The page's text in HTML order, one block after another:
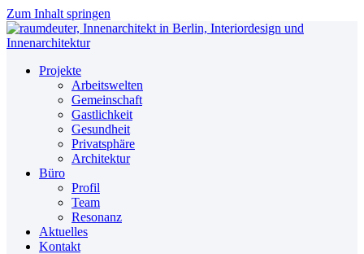
Zum Inhalt springen
Projekte
Arbeitswelten
Gemeinschaft
Gastlichkeit
Gesundheit
Privatsphäre
Architektur
Büro
Profil
Team
Resonanz
Aktuelles
Kontakt